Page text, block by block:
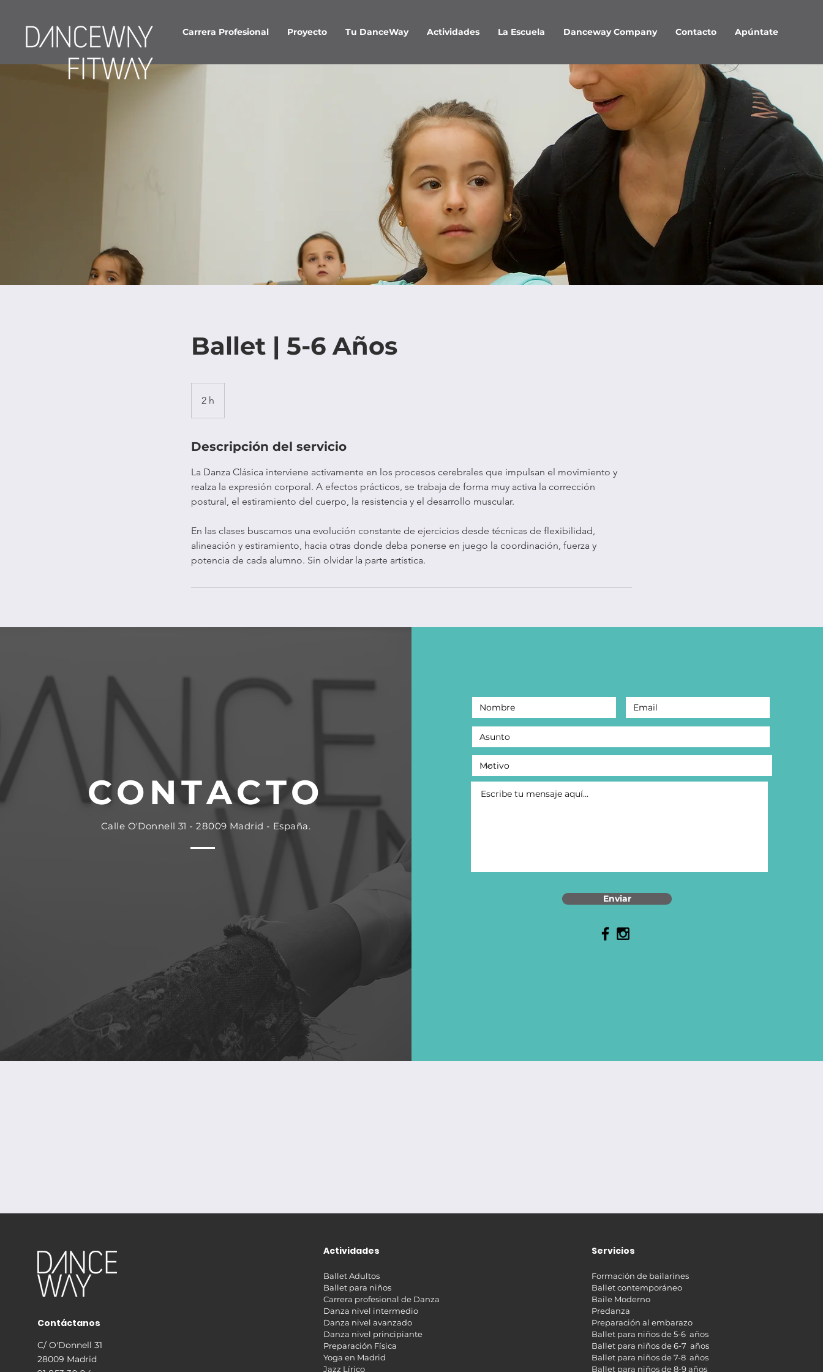
Carrera Profesional Proyecto Tu DanceWay Actividades La Escuela Danceway Company Contacto Apúntate
Ballet | 5-6 Años
2 h
Descripción del servicio
La Danza Clásica interviene activamente en los procesos cerebrales que impulsan el movimiento y
realza la expresión corporal. A efectos prácticos, se trabaja de forma muy activa la corrección
postural, el estiramiento del cuerpo, la resistencia y el desarrollo muscular.
En las clases buscamos una evolución constante de ejercicios desde técnicas de flexibilidad,
alineación y estiramiento, hacia otras donde deba ponerse en juego la coordinación, fuerza y
potencia de cada alumno. Sin olvidar la parte artística.
CONTACTO
Calle O'Donnell 31 - 28009 Madrid - España.
Enviar
Contáctanos
C/ O'Donnell 31
28009 Madrid
Actividades
Ballet Adultos
Ballet para niños
Carrera profesional de Danza
Danza nivel intermedio
Danza nivel avanzado
Danza nivel principiante
Preparación Física
Yoga en Madrid
Jazz Lírico
Servicios
Formación de bailarines
Ballet contemporáneo
Baile Moderno
Predanza
Preparación al embarazo
Ballet para niños de 5-6 años
Ballet para niños de 6-7 años
Ballet para niños de 7-8 años
Ballet para niños de 8-9 años